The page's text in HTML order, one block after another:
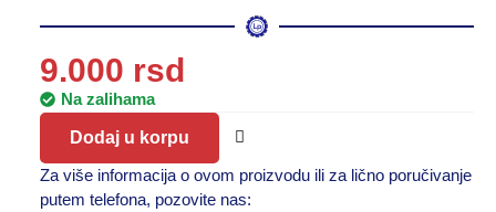
Za više informacija o ovom proizvodu ili za lično poručivanje
putem telefona, pozovite nas:
9.000 rsd
Na zalihama
Dodaj u korpu